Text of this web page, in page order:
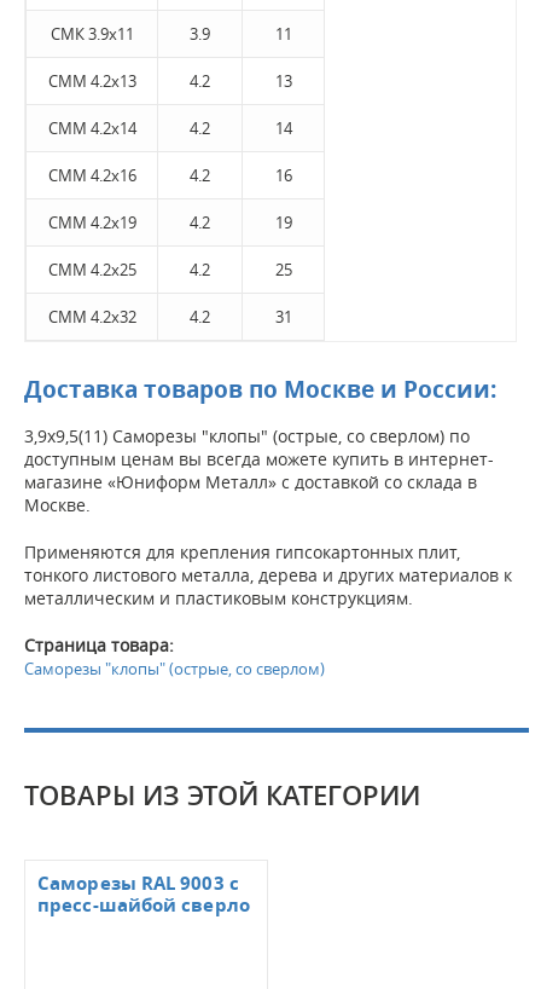
СМК 3.9x11 3.9 11
СММ 4.2x13 4.2 13
СММ 4.2x14 4.2 14
СММ 4.2x16 4.2 16
СММ 4.2x19 4.2 19
СММ 4.2x25 4.2 25
СММ 4.2x32 4.2 31
Доставка товаров по Москве и России:
3,9х9,5(11) Саморезы "клопы" (острые, со сверлом) по
доступным ценам вы всегда можете купить в интернет-
магазине «Юниформ Металл» с доставкой со склада в
Москве.
Применяются для крепления гипсокартонных плит,
тонкого листового металла, дерева и других материалов к
металлическим и пластиковым конструкциям.
Страница товара:
Саморезы "клопы" (острые, со сверлом)
ТОВАРЫ ИЗ ЭТОЙ КАТЕГОРИИ
Саморезы RAL 9003 с
пресс-шайбой сверло